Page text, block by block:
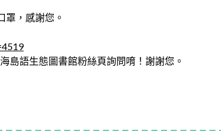
罩，感謝您。
島語生態圖書館粉絲頁詢問唷！謝謝您。